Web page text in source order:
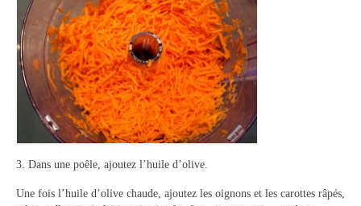
3. Dans une poêle, ajoutez l’huile d’olive.
Une fois l’huile d’olive chaude, ajoutez les oignons et les carottes râpés,